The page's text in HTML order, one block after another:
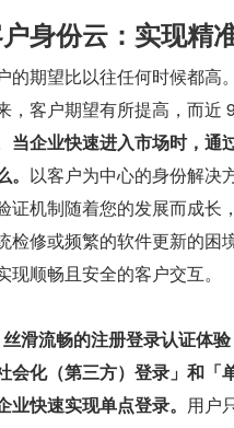
身份云：实现精
的期望比以往任何时候都高
，客户期望有所提高，而近
当企业快速进入市场时，通
。 以客户为中心的身份解决
证机制随着您的发展而成长
检修或频繁的软件更新的困
现顺畅且安全的客户交互。
丝滑流畅的注册登录认证体验
会化（第三方）登录」和「
业快速实现单点登录。 用户